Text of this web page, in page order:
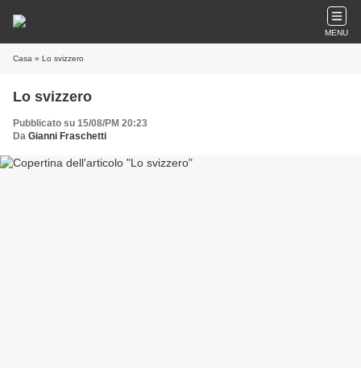
MENU
Casa » Lo svizzero
Lo svizzero
Pubblicato su 15/08/PM 20:23
Da Gianni Fraschetti